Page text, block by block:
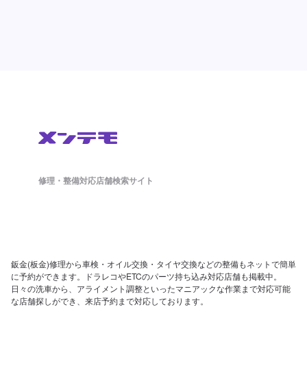
修理・整備対応店舗検索サイト
鈑金(板金)修理から車検・オイル交換・タイヤ交換などの整備もネットで簡単
に予約ができます。ドラレコやETCのパーツ持ち込み対応店舗も掲載中。
日々の洗車から、アライメント調整といったマニアックな作業まで対応可能
な店舗探しができ、来店予約まで対応しております。